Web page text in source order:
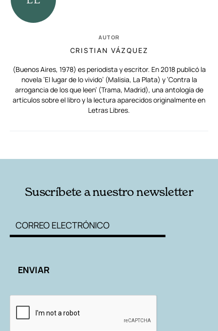
AUTOR
CRISTIAN VÁZQUEZ
(Buenos Aires, 1978) es periodista y escritor. En 2018 publicó la
novela ‘El lugar de lo vivido’ (Malisia, La Plata) y ‘Contra la
arrogancia de los que leen’ (Trama, Madrid), una antología de
artículos sobre el libro y la lectura aparecidos originalmente en
Letras Libres.
Suscríbete a nuestro newsletter